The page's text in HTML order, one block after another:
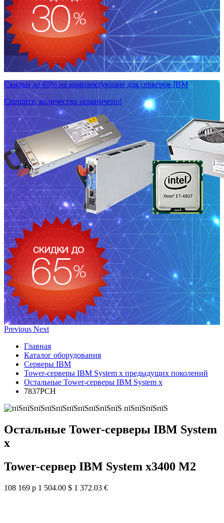
Скидки до 65% на комплектующие для серверов IBM
Спешите, количество ограничено!
Previous Next
Главная
Каталог оборудования
Серверы IBM
Tower-серверы IBM System x предыдущих поколений
Остальные Tower-серверы IBM System x
7837PCH
Остальные Tower-серверы IBM System
x
Tower-сервер IBM System x3400 M2
108 169 р 1 504.00 $ 1 372.03 €